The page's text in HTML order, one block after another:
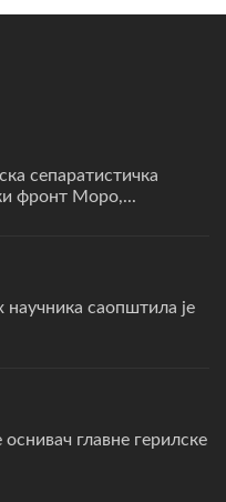
сепаратистичка
фронт Моро,...
научника саопштила је
оснивач главне герилске